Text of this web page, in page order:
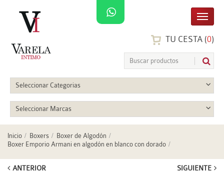
TU CESTA (0)
Seleccionar Categorias
Seleccionar Marcas
Inicio Boxers
Boxer de Algodón
Boxer Emporio Armani en algodón en blanco con dorado
ANTERIOR SIGUIENTE